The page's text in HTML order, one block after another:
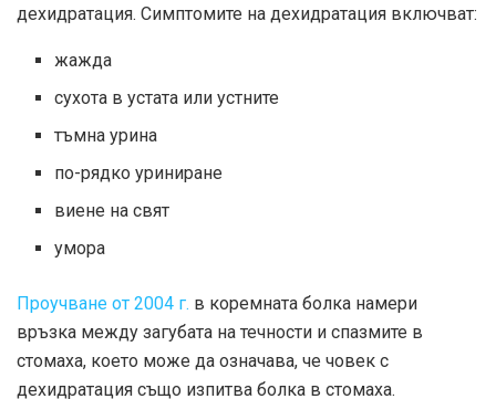
дехидратация. Симптомите на дехидратация включват:
жажда
сухота в устата или устните
тъмна урина
по-рядко уриниране
виене на свят
умора
Проучване от 2004 г. в коремната болка намери
връзка между загубата на течности и спазмите в
стомаха, което може да означава, че човек с
дехидратация също изпитва болка в стомаха.